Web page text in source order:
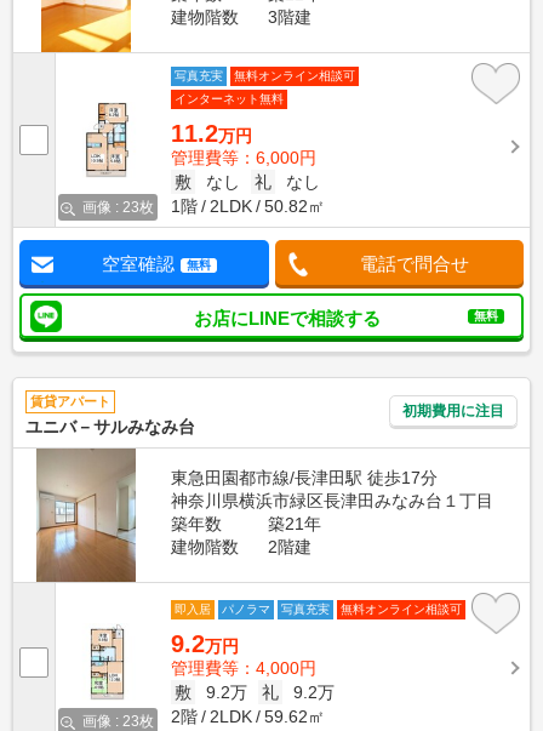
建物階数
3階建
画像 : 23枚
写真充実
無料オンライン相談可
インターネット無料
11.2万円
管理費等：6,000円
敷
なし 礼
なし
1階
2LDK 50.82㎡
空室確認 無料 電話で問合せ
お店にLINEで相談する 無料
賃貸アパート
ユニバ－サルみなみ台
初期費用に注目
東急田園都市線/長津田駅 徒歩17分
神奈川県横浜市緑区長津田みなみ台１丁目
築年数
築21年
建物階数
2階建
画像 : 23枚
即入居 パノラマ 写真充実 無料オンライン相談可
9.2万円
管理費等：4,000円
敷
9.2万 礼
9.2万
2階
2LDK 59.62㎡